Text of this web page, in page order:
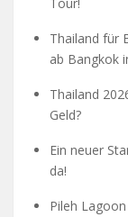
Thailand für
ab Bangkok
Thailand
Geld?
Ein neuer
da!
Pileh